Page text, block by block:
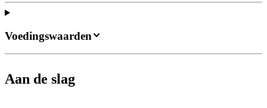
Aan de slag
Voedingswaarden